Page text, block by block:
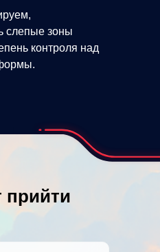
слепые зоны
контроля над
прийти